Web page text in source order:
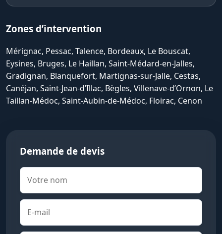
Zones d’intervention
Mérignac, Pessac, Talence, Bordeaux, Le Bouscat,
Eysines, Bruges, Le Haillan, Saint-Médard-en-Jalles,
Gradignan, Blanquefort, Martignas-sur-Jalle, Cestas,
Canéjan, Saint-Jean-d’Illac, Bègles, Villenave-d’Ornon, Le
Taillan-Médoc, Saint-Aubin-de-Médoc, Floirac, Cenon
Demande de devis